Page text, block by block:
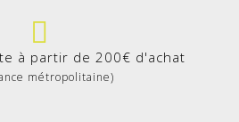
à partir de 200€ d'achat
métropolitaine)